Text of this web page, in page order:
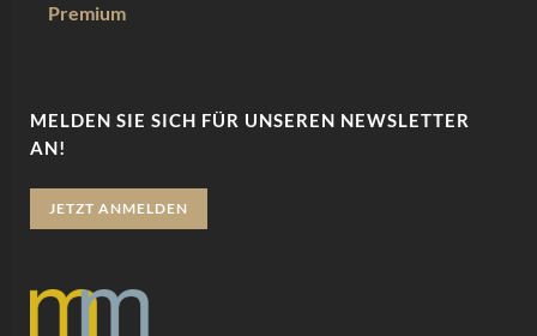
Premium
MELDEN SIE SICH FÜR UNSEREN NEWSLETTER
AN!
JETZT ANMELDEN